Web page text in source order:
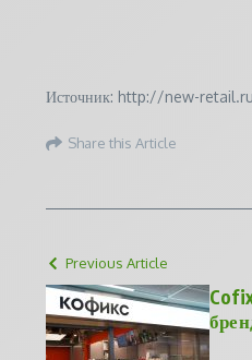
Источник: http://new-
Share this Article
Previous Article